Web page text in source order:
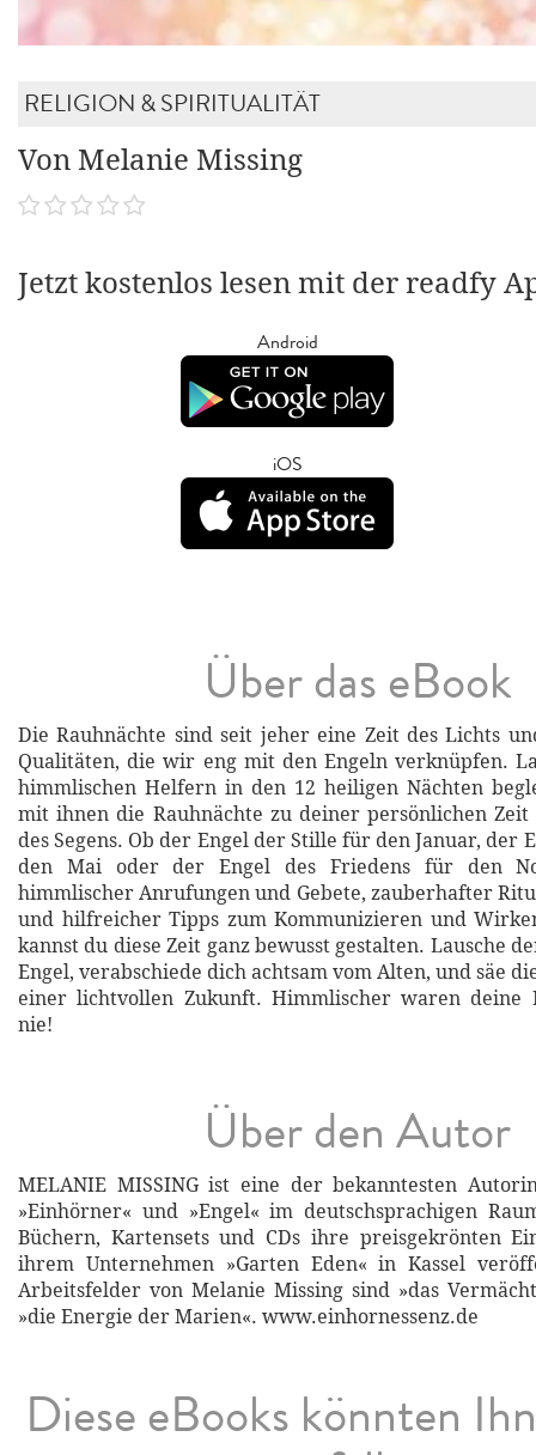
RELIGION & SPIRITUALITÄT
Von Melanie Missing
Jetzt kostenlos lesen mit der readfy
Android
iOS
Über das eBook
Die Rauhnächte sind seit jeher eine Zeit des Lichts
Qualitäten, die wir eng mit den Engeln verknüpfen.
himmlischen Helfern in den 12 heiligen Nächten
mit ihnen die Rauhnächte zu deiner persönlichen
des Segens. Ob der Engel der Stille für den Januar, der
den Mai oder der Engel des Friedens für den
himmlischer Anrufungen und Gebete, zauberhafter
und hilfreicher Tipps zum Kommunizieren und
kannst du diese Zeit ganz bewusst gestalten. Lausche
Engel, verabschiede dich achtsam vom Alten, und säe
einer lichtvollen Zukunft. Himmlischer waren deine
nie!
Über den Autor
MELANIE MISSING ist eine der bekanntesten
»Einhörner« und »Engel« im deutschsprachigen
Büchern, Kartensets und CDs ihre preisgekrönten
ihrem Unternehmen »Garten Eden« in Kassel
Arbeitsfelder von Melanie Missing sind »das
»die Energie der Marien«. www.einhornessenz.de
Diese eBooks könnten